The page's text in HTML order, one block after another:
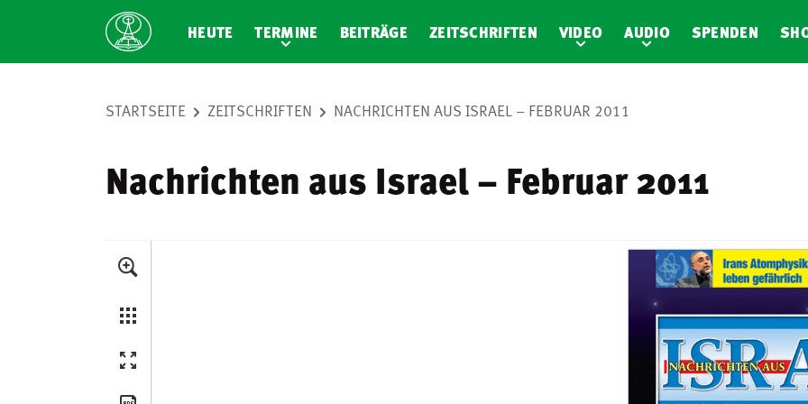
HEUTE TERMINE BEITRÄGE ZEITSCHRIFTEN VIDEO AUDIO SPENDEN
STARTSEITE ZEITSCHRIFTEN NACHRICHTEN AUS ISRAEL – FEBRUAR 2011
Nachrichten aus Israel – Februar 2011